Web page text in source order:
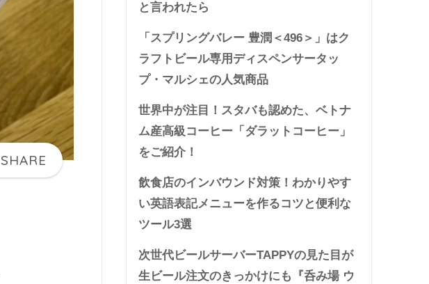
と言われたら
「スプリングバレー 豊潤＜496＞」はク
ラフトビール専用ディスペンサータッ
プ・マルシェの人気商品
世界中が注目！スタバも認めた、ベトナ
ム産高級コーヒー「ダラットコーヒー」
をご紹介！
飲食店のインバウンド対策！わかりやす
い英語表記メニューを作るコツと便利な
ツール3選
次世代ビールサーバーTAPPYの見た目が
生ビール注文のきっかけにも『呑み場 ウ